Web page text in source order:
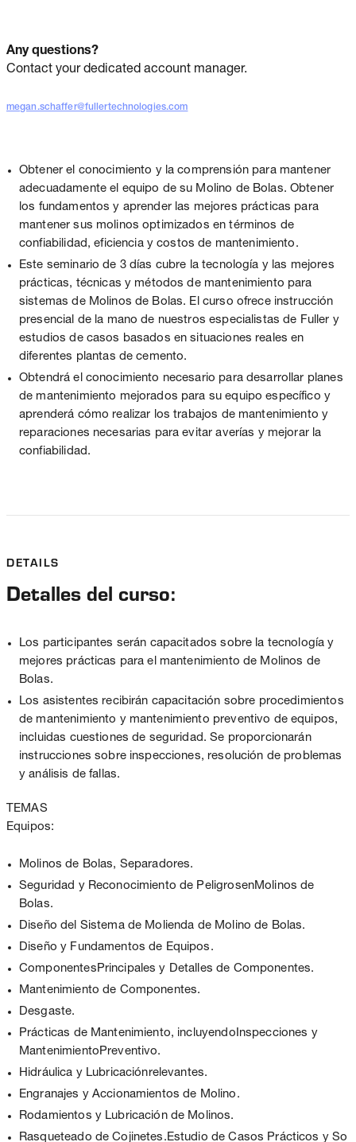
Any questions?
Contact your dedicated account manager.
megan.schaffer@fullertechnologies.com
Obtener el conocimiento y la comprensión para mantener
adecuadamente el equipo de su Molino de Bolas. Obtener
los fundamentos y aprender las mejores prácticas para
mantener sus molinos optimizados en términos de
confiabilidad, eficiencia y costos de mantenimiento.
Este seminario de 3 días cubre la tecnología y las mejores
prácticas, técnicas y métodos de mantenimiento para
sistemas de Molinos de Bolas. El curso ofrece instrucción
presencial de la mano de nuestros especialistas de Fuller y
estudios de casos basados en situaciones reales en
diferentes plantas de cemento.
Obtendrá el conocimiento necesario para desarrollar planes
de mantenimiento mejorados para su equipo específico y
aprenderá cómo realizar los trabajos de mantenimiento y
reparaciones necesarias para evitar averías y mejorar la
confiabilidad.
DETAILS
Detalles del curso:
Los participantes serán capacitados sobre la tecnología y
mejores prácticas para el mantenimiento de Molinos de
Bolas.
Los asistentes recibirán capacitación sobre procedimientos
de mantenimiento y mantenimiento preventivo de equipos,
incluidas cuestiones de seguridad. Se proporcionarán
instrucciones sobre inspecciones, resolución de problemas
y análisis de fallas.
TEMAS
Equipos:
Molinos de Bolas, Separadores.
Seguridad y Reconocimiento de PeligrosenMolinos de
Bolas.
Diseño del Sistema de Molienda de Molino de Bolas.
Diseño y Fundamentos de Equipos.
ComponentesPrincipales y Detalles de Componentes.
Mantenimiento de Componentes.
Desgaste.
Prácticas de Mantenimiento, incluyendoInspecciones y
MantenimientoPreventivo.
Hidráulica y Lubricaciónrelevantes.
Engranajes y Accionamientos de Molino.
Rodamientos y Lubricación de Molinos.
Rasqueteado de Cojinetes.Estudio de Casos Prácticos y So